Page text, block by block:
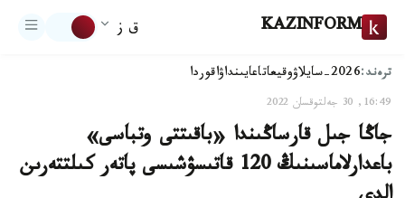
KAZINFORM ق ز
ترەند:2026-سايلاۋ وقيعاتاعايىنداۋاقوردا
16:49, 30 جەلتوقسان 2022
جاڭا جىل قارساڭىندا «باقىتتى وتباسى»
باعدارلاماسىنىڭ 120 قاتىسۋشىسى پاتەر كىلتتەرىن